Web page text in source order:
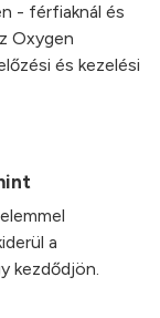
- férfiaknál és
Oxygen
és kezelési
a
kezdődjön.